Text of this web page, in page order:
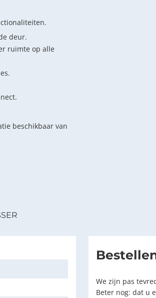
deur.
ruimte op alle
beschikbaar van
We zijn pas
Beter nog: dat u